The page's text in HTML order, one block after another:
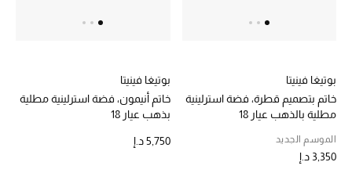
بوتيغا فينيتا
خاتم بتصميم قطرة، فضة استرلينية
مطلية بالذهب عيار 18
الموسم الجديد
3,350 د.إ
بوتيغا فينيتا
خاتم أنيمون، فضة استرلينية مطلية
بذهب عيار 18
5,750 د.إ